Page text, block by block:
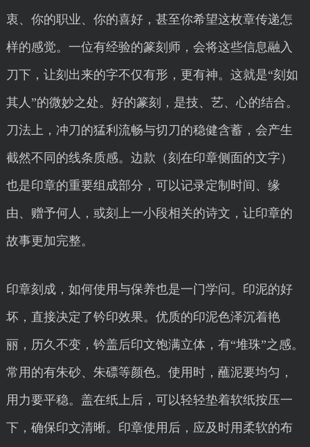
衷、你的职业、你的喜好，甚至你希望这枚章传递怎
样的感觉。一位有经验的篆刻师，会将这些信息融入
刀下，让刻出来的字不仅有形，更有神。这就是“刻如
其人”的微妙之处。好的篆刻，是技、艺、心的结合。
刀法上，冲刀的猛利流畅与切刀的稳健含蓄，会产生
截然不同的线条质感。边款（刻在印章侧面的文字）
也是印章的重要组成部分，可以记录定制时间、缘
由、赠予何人，或刻上一小段相关的诗文，让印章的
故事更加完整。
印章刻成，如何使用与保养也是一门学问。印泥的好
坏，直接决定了钤印效果。优质的印泥色泽沉着艳
丽，历久不变，钤盖后印文饱满立体，有“堆珠”之感。
常用的有朱砂、朱磦等颜色。使用时，蘸泥要均匀，
用力要平稳。盖在纸上后，可以轻轻垫着软纸按压一
下，确保印文清晰。印章使用后，应及时用柔软的布